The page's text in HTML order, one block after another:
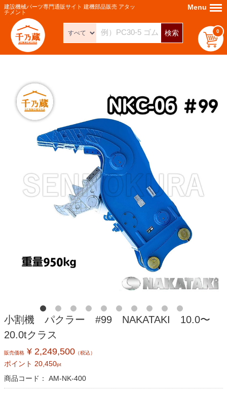
建設機械パーツ専門通販サイト 建機部品販売 アタッ
チメント
検索 0
Menu Menu
小割機 パクラー #99 NAKATAKI 10.0〜
20.0tクラス
販売価格 ¥ 2,249,500 （税込）
ポイント 20,450pt
商品コード： AM-NK-400